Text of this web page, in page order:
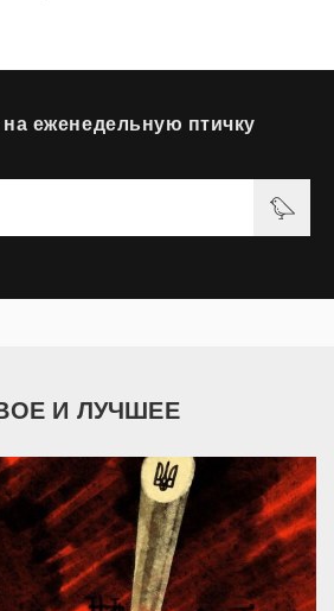
еженедельную птичку
И ЛУЧШЕЕ